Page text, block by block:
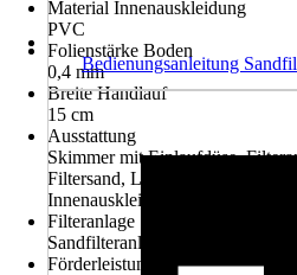
Material Innenauskleidung
PVC
Folienstärke Boden
0,4 mm
Breite Handlauf
15 cm
Ausstattung
Skimmer mit Einlaufdüse,
Filtersand, Leiter inkl. Plattform,
Innenauskleidung
Filteranlage
Sandfilteranlage
Förderleistung
Bedienungsanleitung